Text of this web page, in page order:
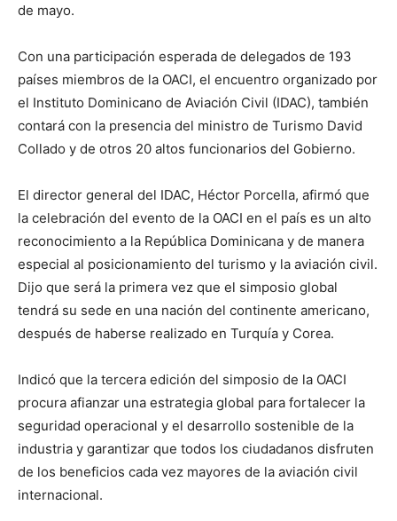
de mayo.
Con una participación esperada de delegados de 193
países miembros de la OACI, el encuentro organizado por
el Instituto Dominicano de Aviación Civil (IDAC), también
contará con la presencia del ministro de Turismo David
Collado y de otros 20 altos funcionarios del Gobierno.
El director general del IDAC, Héctor Porcella, afirmó que
la celebración del evento de la OACI en el país es un alto
reconocimiento a la República Dominicana y de manera
especial al posicionamiento del turismo y la aviación civil.
Dijo que será la primera vez que el simposio global
tendrá su sede en una nación del continente americano,
después de haberse realizado en Turquía y Corea.
Indicó que la tercera edición del simposio de la OACI
procura afianzar una estrategia global para fortalecer la
seguridad operacional y el desarrollo sostenible de la
industria y garantizar que todos los ciudadanos disfruten
de los beneficios cada vez mayores de la aviación civil
internacional.